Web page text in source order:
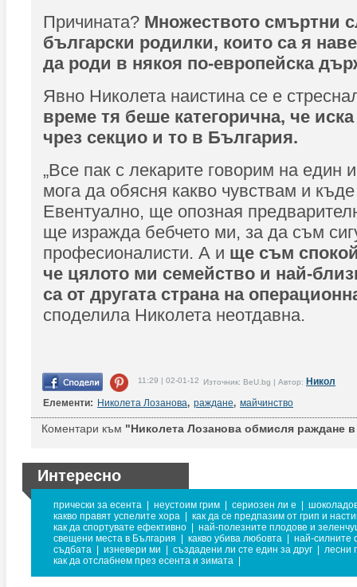
Причината? Множеството смъртни
български родилки, които са я
да роди в някоя по-европейска
Явно Николета наистина се е
време тя беше категорична, че
чрез секцио и то в България.
„Все пак с лекарите говорим на един
мога да обясня какво чувствам и
Евентуално, ще опозная
ще изражда бебчето ми, за да съм
професионалисти. А и ще съм
че цялото ми семейство и най-
са от другата страна на
споделила Николета неотдавна.
11:29 | 02-01-12 Източник: BeU.bg | Автор: Никол
Елементи: Николета Лозанова, раждане, майчинство
Коментари към "Николета Лозанова обмисля раждане
Интересно
прически за есента неустоим грим сериозен ли е
какво правят успелите хора
как да се предпазим от грип и
как да спортувате ефективно
най-полезните плодове и
свещени места в България
какво убива любовта
най-силните
съдбата
изневери ми създадени ли сте един за друг
лесни
как да отслабнем през есента и зимата